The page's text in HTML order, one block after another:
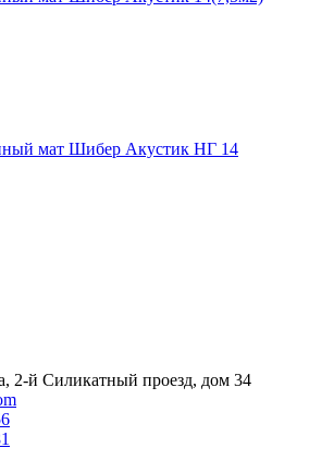
мат Шибер Акустик НГ 14
2-й Силикатный проезд, дом 34